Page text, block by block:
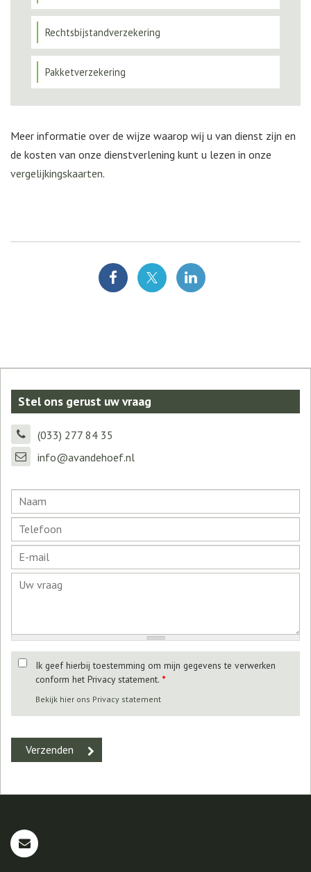
Rechtsbijstandverzekering
Pakketverzekering
Meer informatie over de wijze waarop wij u van dienst zijn en
de kosten van onze dienstverlening kunt u lezen in onze
vergelijkingskaarten.
Stel ons gerust uw vraag
(033) 277 84 35
info@avandehoef.nl
Ik geef hierbij toestemming om mijn gegevens te verwerken
conform het Privacy statement. *
Bekijk hier ons Privacy statement